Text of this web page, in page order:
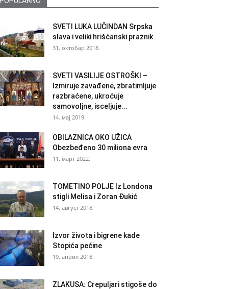
SVETI LUKA LUČINDAN Srpska
slava i veliki hrišćanski praznik
31. октобар 2018.
SVETI VASILIJE OSTROŠKI –
Izmiruje zavađene, zbratimljuje
razbraćene, ukroćuje
samovoljne, isceljuje...
14. мај 2019.
OBILAZNICA OKO UŽICA
Obezbeđeno 30 miliona evra
11. март 2022.
TOMETINO POLJE Iz Londona
stigli Melisa i Zoran Đukić
14. август 2018.
Izvor života i bigrene kade
Stopića pećine
19. април 2018.
ZLAKUSA: Crepuljari stigoše do